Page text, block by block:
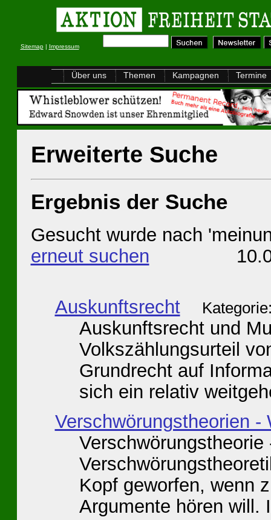
Sitemap| Impressum
Über uns Themen Kampagnen Termine
Erweiterte Suche
Ergebnis der Suche
Gesucht wurde nach
erneut suchen
Auskunftsrecht
Auskunftsrecht und
Volkszählungsurteil
Grundrecht auf
sich ein relativ
Verschwörungstheorien -
Kopf geworfen, wenn
Argumente hören will.